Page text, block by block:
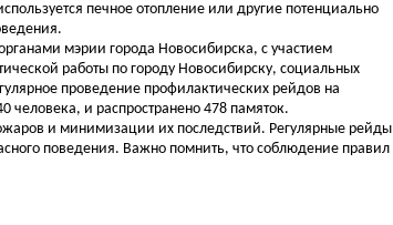
печное отопление или другие потенциально
мэрии города Новосибирска, с участием
работы по городу Новосибирску, социальных
проведение профилактических рейдов на
и распространено 478 памяток.
и минимизации их последствий. Регулярные рейды
поведения. Важно помнить, что соблюдение правил